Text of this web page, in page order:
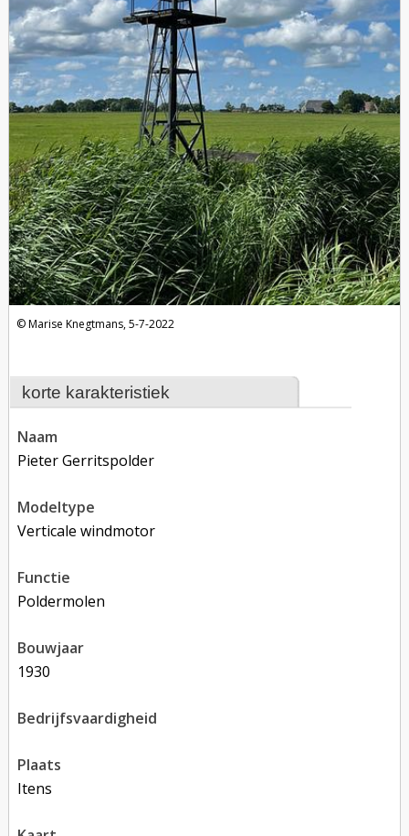
korte karakteristiek
naam
Pieter Gerritspolder
modeltype
Verticale windmotor
functie
poldermolen
bouwjaar
1930
bedrijfsvaardigheid
plaats
Itens
Marise Knegtmans, 5-7-2022